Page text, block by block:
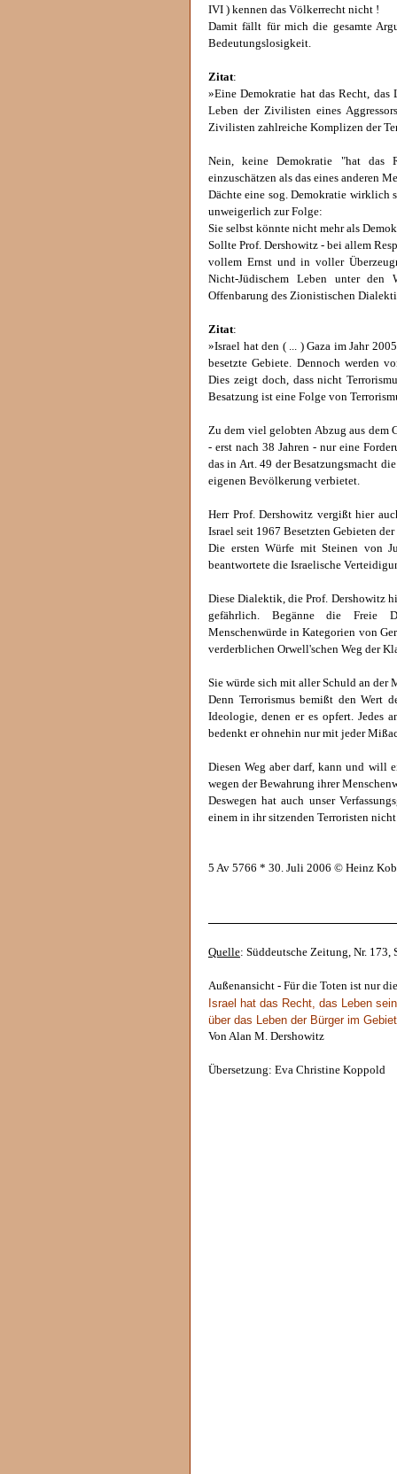
IVI ) kennen das Völkerrecht nicht !
Damit fällt für mich die gesamte
Bedeutungslosigkeit.
Zitat:
»Eine Demokratie hat das Recht,
Leben der Zivilisten eines
Zivilisten zahlreiche Komplizen der
Nein, keine Demokratie "hat das
einzuschätzen als das eines anderen
Dächte eine sog. Demokratie wirklich
unweigerlich zur Folge:
Sie selbst könnte nicht mehr als
Sollte Prof. Dershowitz - bei allem
vollem Ernst und in voller
Nicht-Jüdischem Leben unter den
Offenbarung des Zionistischen
Zitat:
»Israel hat den ( ... ) Gaza im Jahr
besetzte Gebiete. Dennoch werden
Dies zeigt doch, dass nicht
Besatzung ist eine Folge von
Zu dem viel gelobten Abzug aus dem
- erst nach 38 Jahren - nur eine
das in Art. 49 der Besatzungsmacht
eigenen Bevölkerung verbietet.
Herr Prof. Dershowitz vergißt hier
Israel seit 1967 Besetzten Gebieten der
Die ersten Würfe mit Steinen von
beantwortete die Israelische
Diese Dialektik, die Prof. Dershowitz
gefährlich. Begänne die Freie
Menschenwürde in Kategorien von
verderblichen Orwell'schen Weg der
Sie würde sich mit aller Schuld an der
Denn Terrorismus bemißt den Wert
Ideologie, denen er es opfert. Jedes
bedenkt er ohnehin nur mit jeder
Diesen Weg aber darf, kann und will
wegen der Bewahrung ihrer
Deswegen hat auch unser
einem in ihr sitzenden Terroristen
5 Av 5766 * 30. Juli 2006 © Heinz
Quelle: Süddeutsche Zeitung, Nr. 173,
Außenansicht - Für die Toten ist nur
Israel hat das Recht, das Leben
über das Leben der Bürger im
Von Alan M. Dershowitz
Übersetzung: Eva Christine Koppold